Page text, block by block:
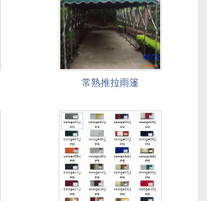
常熟推拉雨篷